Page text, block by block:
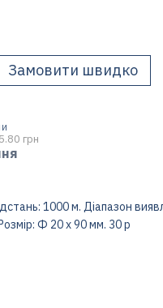
Замовити швидко
грн
1000 м. Діапазон
Ф 20 х 90 мм. 30 р